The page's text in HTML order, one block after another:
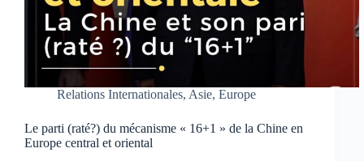
Relations Internationales, Asie, Europe
Le parti (raté?) du mécanisme « 16+1 » de la Chine en
Europe central et oriental